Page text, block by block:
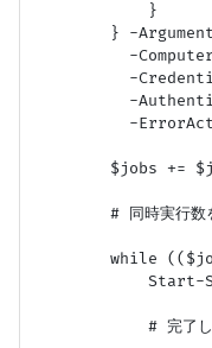
            }
} -
-
-
-
-
$jobs +=
# 同時実行数
while
Start-
# 完了し